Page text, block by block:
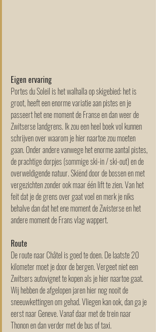
Eigen ervaring
Portes du Soleil is het walhalla op skigebied: het is
groot, heeft een enorme variatie aan pistes en je
passeert het ene moment de Franse en dan weer de
Zwitserse landgrens. Ik zou een heel boek vol kunnen
schrijven over waarom je hier naartoe zou moeten
gaan. Onder andere vanwege het enorme aantal pistes,
de prachtige dorpjes (sommige ski-in / ski-out) en de
overweldigende natuur. Skiënd door de bossen en met
vergezichten zonder ook maar één lift te zien. Van het
feit dat je de grens over gaat voel en merk je niks
behalve dan dat het ene moment de Zwisterse en het
andere moment de Frans vlag wappert.
Route
De route naar Châtel is goed te doen. De laatste 20
kilometer moet je door de bergen. Vergeet niet een
Zwitsers autovignet te kopen als je hier naartoe gaat.
Wij hebben de afgelopen jaren hier nog nooit de
sneeuwkettingen om gehad. Vliegen kan ook, dan ga je
eerst naar Geneve. Vanaf daar met de trein naar
Thonon en dan verder met de bus of taxi.